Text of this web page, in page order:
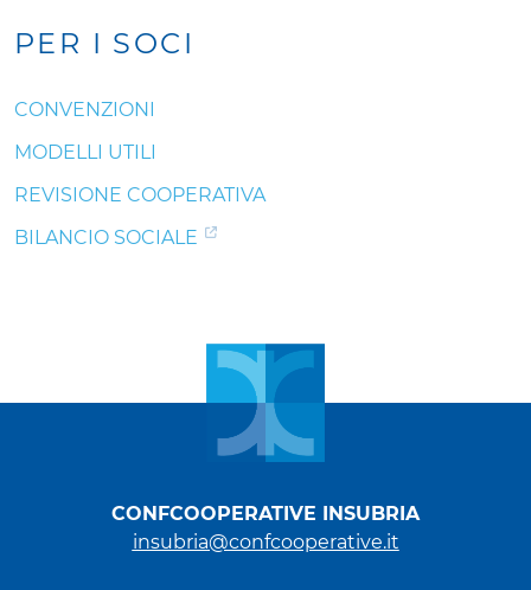
PER I SOCI
CONVENZIONI
MODELLI UTILI
REVISIONE COOPERATIVA
BILANCIO SOCIALE
CONFCOOPERATIVE INSUBRIA
insubria@confcooperative.it